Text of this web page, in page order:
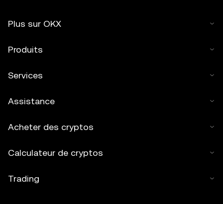
Plus sur OKX
Produits
Services
Assistance
Acheter des cryptos
Calculateur de cryptos
Trading